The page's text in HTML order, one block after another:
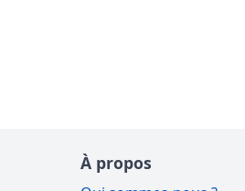
À propos